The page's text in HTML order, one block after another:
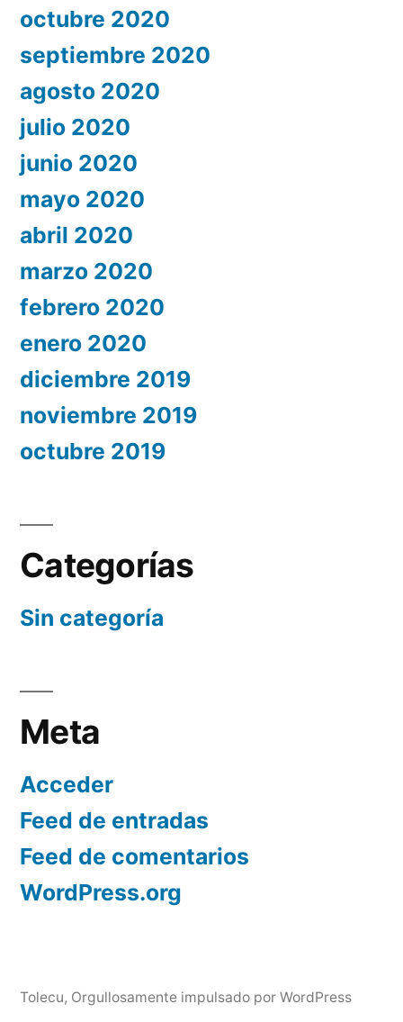
octubre 2020
septiembre 2020
agosto 2020
julio 2020
junio 2020
mayo 2020
abril 2020
marzo 2020
febrero 2020
enero 2020
diciembre 2019
noviembre 2019
octubre 2019
Categorías
Sin categoría
Meta
Acceder
Feed de entradas
Feed de comentarios
WordPress.org
Tolecu, Orgullosamente impulsado por WordPress